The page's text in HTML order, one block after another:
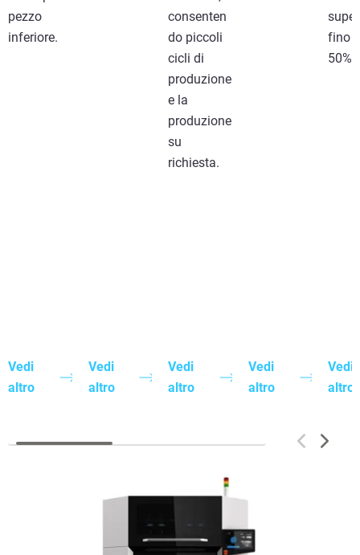
pezzo
inferiore.
Vedi
altro
Vedi
altro
consenten
do piccoli
cicli di
produzione
e la
produzione
su
richiesta.
Vedi
altro
Vedi
altro
fino
50%
Vedi
altro